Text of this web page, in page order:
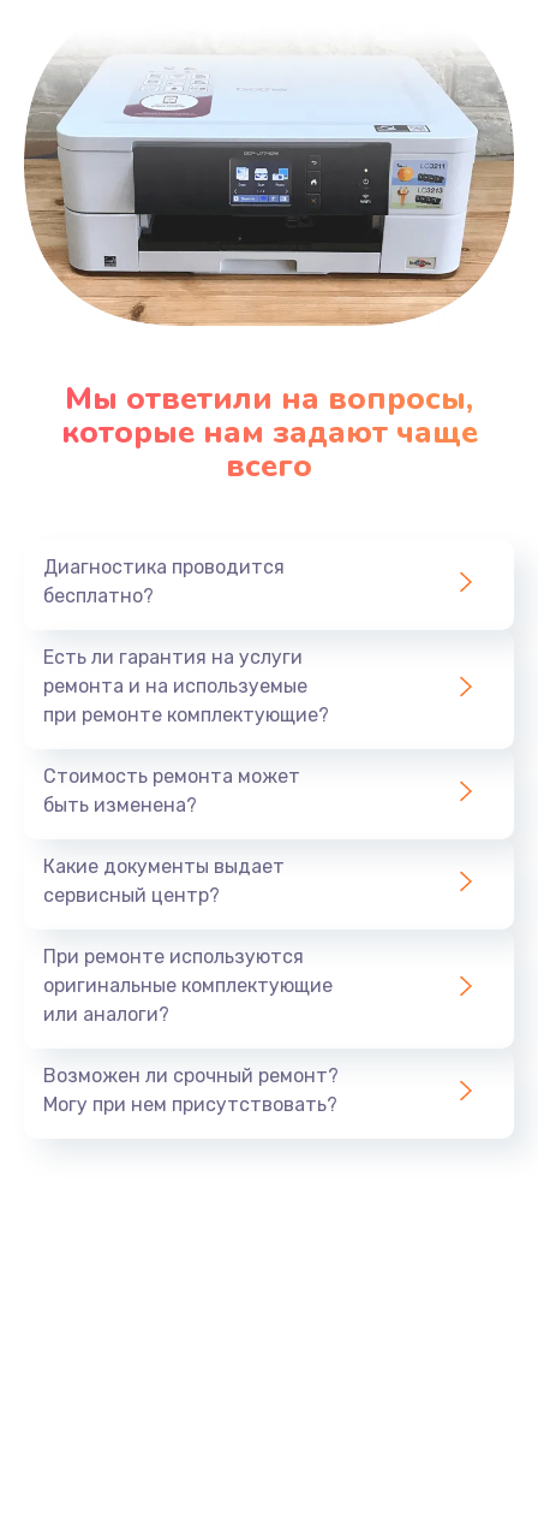
Мы ответили на вопросы,
которые нам задают чаще
всего
Диагностика проводится
бесплатно?
Есть ли гарантия на услуги
ремонта и на используемые
при ремонте комплектующие?
Стоимость ремонта может
быть изменена?
Какие документы выдает
сервисный центр?
При ремонте используются
оригинальные комплектующие
или аналоги?
Возможен ли срочный ремонт?
Могу при нем присутствовать?